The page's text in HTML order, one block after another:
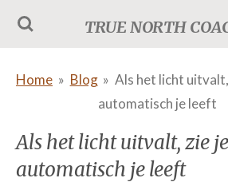
Ga
de
TRUE NORTH
Home » Blog » Als het licht
automatisch je leeft
Als het licht uitvalt, zie
automatisch je leeft